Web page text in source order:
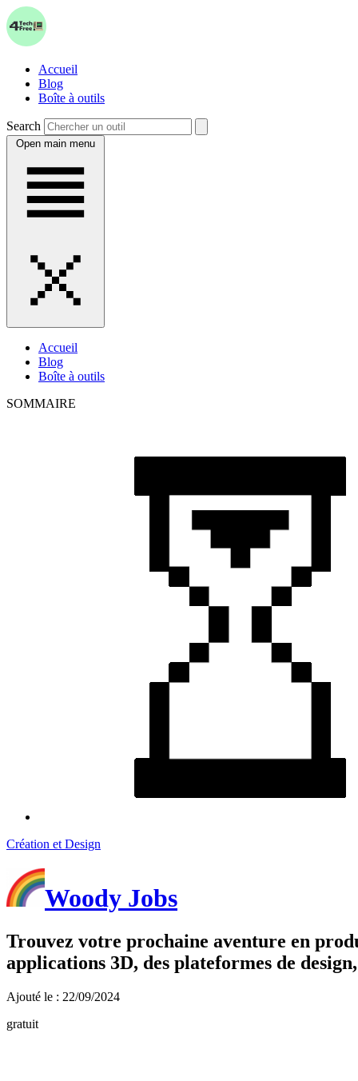
Accueil
Blog
Boîte à outils
Search
Open main menu
Accueil
Blog
Boîte à outils
SOMMAIRE
Création et Design
Woody Jobs
Trouvez votre prochaine aventure en
applications 3D, des plateformes de
Ajouté le : 22/09/2024
gratuit